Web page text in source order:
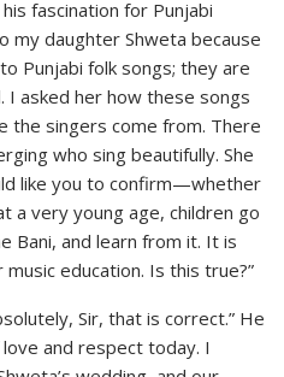
fascination for Punjabi
my daughter Shweta because
Punjabi folk songs; they are
I asked her how these songs
the singers come from. There
who sing beautifully. She
like you to confirm—whether
a very young age, children go
Bani, and learn from it. It is
education. Is this true?”
Sir, that is correct.” He
love and respect today. I